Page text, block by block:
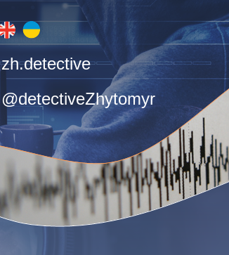
zh.detective
@detectiveZhytomyr